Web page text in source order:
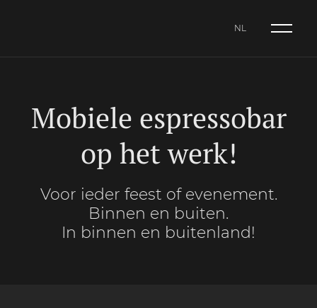
NL
Mobiele espressobar
op het werk!
Voor ieder feest of evenement.
Binnen en buiten.
In binnen en buitenland!